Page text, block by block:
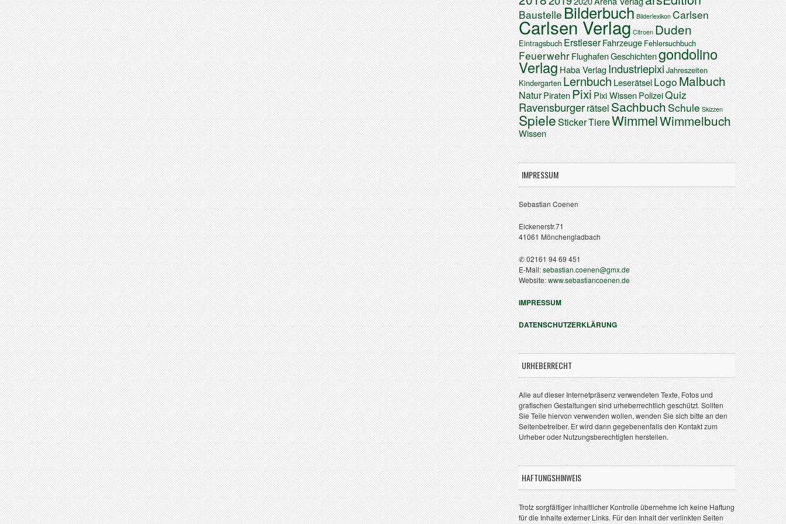
BaustelleBilderbuch Bilderlexikon Carlsen
Carlsen Verlag Citroen Duden
EintragsbuchErstleserFahrzeugeFehlersuchbuch
FeuerwehrFlughafenGeschichtengondolino
VerlagHaba VerlagIndustriepixiJahreszeiten
KindergartenLernbuchLeserätselLogoMalbuch
NaturPiratenPixiPixi WissenPolizeiQuiz
RavensburgerrätselSachbuchSchule Skizzen
SpieleStickerTiereWimmelWimmelbuch
Wissen
IMPRESSUM
Sebastian Coenen
Eickenerstr.71
41061 Mönchengladbach
✆ 02161 94 69 451
E-Mail:sebastian.coenen@gmx.de
Website:www.sebastiancoenen.de
IMPRESSUM
DATENSCHUTZERKLÄRUNG
URHEBERRECHT
Alle auf dieser Internetpräsenz verwendeten Texte, Fotos und
grafischen Gestaltungen sind urheberrechtlich geschützt. Sollten
Sie Teile hiervon verwenden wollen, wenden Sie sich bitte an den
Seitenbetreiber. Er wird dann gegebenenfalls den Kontakt zum
Urheber oder Nutzungsberechtigten herstellen.
HAFTUNGSHINWEIS
Trotz sorgfältiger inhaltlicher Kontrolle übernehme ich keine Haftung
für die Inhalte externer Links. Für den Inhalt der verlinkten Seiten